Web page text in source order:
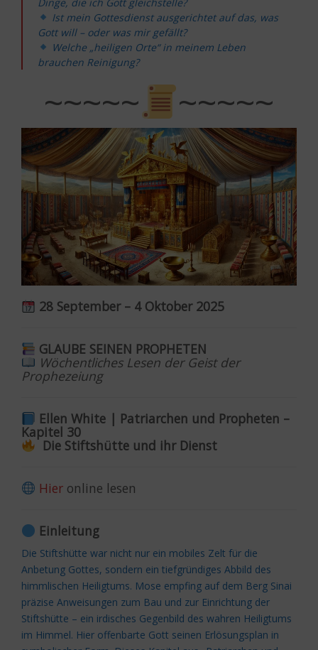
Ist mein Gottesdienst ausgerichtet auf das, was
Gott will – oder was mir gefällt?
Welche „heiligen Orte“ in meinem Leben
brauchen Reinigung?
~~~~~ ~~~~~
28 September – 4 Oktober 2025
GLAUBE SEINEN PROPHETEN
Wöchentliches Lesen der Geist der
Prophezeiung
Ellen White | Patriarchen und Propheten –
Kapitel 30
Die Stiftshütte und ihr Dienst
Hieronline lesen
Einleitung
Die Stiftshütte war nicht nur ein mobiles Zelt für die
Anbetung Gottes, sondern ein tiefgründiges Abbild des
himmlischen Heiligtums. Mose empfing auf dem Berg Sinai
präzise Anweisungen zum Bau und zur Einrichtung der
Stiftshütte – ein irdisches Gegenbild des wahren Heiligtums
im Himmel. Hier offenbarte Gott seinen Erlösungsplan in